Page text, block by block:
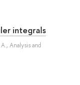
integrals
, Analysis and